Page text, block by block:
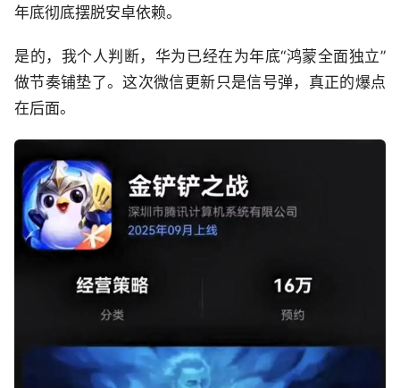
年底彻底摆脱安卓依赖。
是的，我个人判断，华为已经在为年底“鸿蒙全面独立”
做节奏铺垫了。这次微信更新只是信号弹，真正的爆点
在后面。